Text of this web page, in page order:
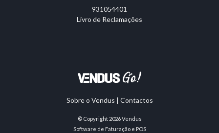
931054401
Livro de Reclamações
Sobre o Vendus | Contactos
© Copyright 2026Vendus
Software de Faturação e POS